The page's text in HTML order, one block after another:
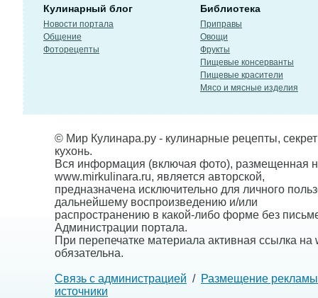
Кулинарный блог
Новости портала
Общение
Фоторецепты
Библиотека
Приправы
Овощи
Фрукты
Пищевые консерванты
Пищевые красители
Мясо и мясные изделия
© Мир Кулинара.ру - кулинарные рецепты,
кухонь.
Вся информация (включая фото), размещенная
www.mirkulinara.ru, является авторской,
предназначена исключительно для личного
дальнейшему воспроизведению и/или
распространению в какой-либо форме без
Администрации портала.
При перепечатке материала активная ссылка на
обязательна.
Связь с администрацией / Размещение рекламы
источники